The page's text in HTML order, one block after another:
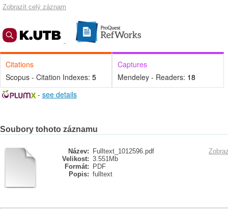
Zobrazit celý záznam
Citations
Scopus - Citation Indexes: 5
Captures
Mendeley - Readers: 18
- see details
Soubory tohoto záznamu
Název:
Fulltext_1012596.pdf
Velikost: 3.551Mb
Formát:
PDF
Popis: fulltext